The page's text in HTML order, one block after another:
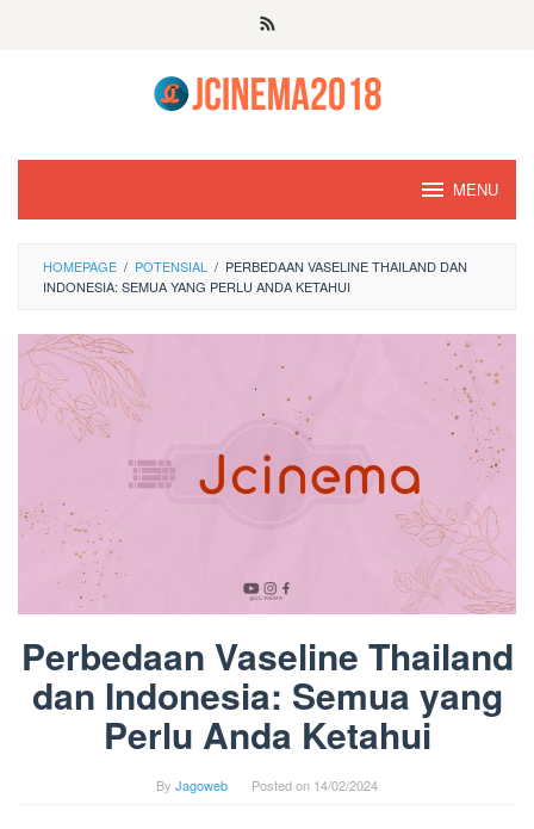
MENU
HOMEPAGE / POTENSIAL / PERBEDAAN VASELINE THAILAND DAN
INDONESIA: SEMUA YANG PERLU ANDA KETAHUI
Perbedaan Vaseline Thailand
dan Indonesia: Semua yang
Perlu Anda Ketahui
By Jagoweb Posted on 14/02/2024